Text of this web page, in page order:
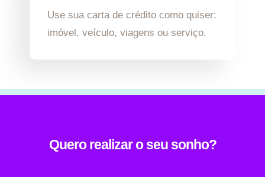
Use sua carta de crédito como quiser:
imóvel, veículo, viagens ou serviço.
Quero realizar o seu sonho?